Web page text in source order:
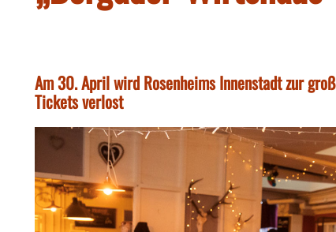
Am 30. April wird Rosenheims Innenstadt zur
Tickets verlost